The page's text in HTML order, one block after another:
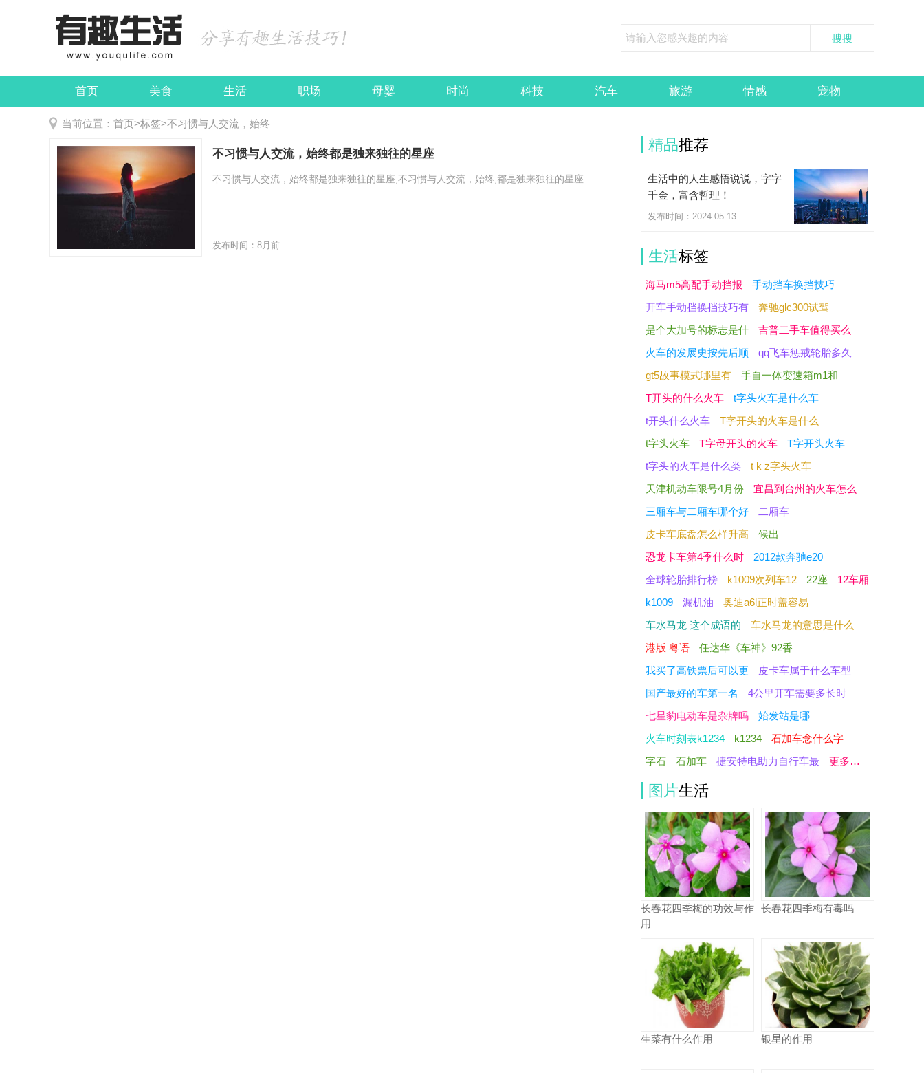
首页 美食 生活 职场 母婴 时尚 科技 汽车 旅游 情感 宠物
娱乐 民俗
当前位置： 首页>标签>不习惯与人交流，始终
不习惯与人交流，始终都是独来独往的星座
不习惯与人交流，始终都是独来独往的星座,不习惯与人交流，始终,都是独来独往的星座...
发布时间：8月前
精品推荐
生活中的人生感悟说说，字字
千金，富含哲理！
发布时间：2024-05-13
生活标签
海马m5高配手动挡报
手动挡车换挡技巧
开车手动挡换挡技巧有
奔驰glc300试驾
是个大加号的标志是什
吉普二手车值得买么
火车的发展史按先后顺
qq飞车惩戒轮胎多久
gt5故事模式哪里有
手自一体变速箱m1和
T开头的什么火车
t字头火车是什么车
t开头什么火车
T字开头的火车是什么
t字头火车
T字母开头的火车
T字开头火车
t字头的火车是什么类
t k z字头火车
天津机动车限号4月份
宜昌到台州的火车怎么
三厢车与二厢车哪个好
二厢车
皮卡车底盘怎么样升高
候出
恐龙卡车第4季什么时
2012款奔驰e20
全球轮胎排行榜
k1009次列车12 22座
12车厢
k1009
漏机油
奥迪a6l正时盖容易
车水马龙 这个成语的
车水马龙的意思是什么
港版 粤语
任达华《车神》92香
我买了高铁票后可以更
皮卡车属于什么车型
国产最好的车第一名
4公里开车需要多长时
七星豹电动车是杂牌吗
始发站是哪
火车时刻表k1234
k1234
石加车念什么字
字石
石加车 捷安特电助力自行车最 更多…
图片生活
长春花四季梅的功效与作
用
长春花四季梅有毒吗
生菜有什么作用 银星的作用